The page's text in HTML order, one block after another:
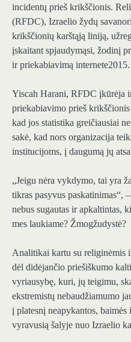
incidentų prieš krikščionis.
(RFDC), Izraelio žydų
krikščionių karštąją liniją,
įskaitant spjaudymąsi, žodinį
ir priekabiavimą
Yiscah Harani, RFDC įkūrėja
priekabiavimo prieš
kad jos statistika greičiausiai
sakė, kad nors organizacija
institucijoms, į daugumą jų
„Jeigu nėra vykdymo, tai yra
tikras pasyvus paskatinimas“,
nebus sugautas ir
mes laukiame? Žmogžudystė?
Analitikai kartu su religinėmis
dėl didėjančio priešiškumo
vyriausybę, kuri, jų teigimu,
ekstremistų nebaudžiamumo
į platesnį neapykantos,
vyravusią šalyje nuo Izraelio